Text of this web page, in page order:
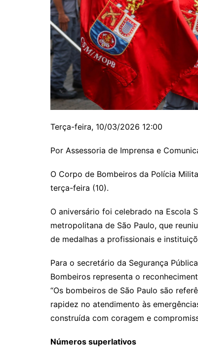
Terça-feira, 10/03/2026 12:00
Por Assessoria de Imprensa e
O Corpo de Bombeiros da Polícia
terça-feira (10).
O aniversário foi celebrado na Escola
metropolitana de São Paulo, que
de medalhas a profissionais e
Para o secretário da Segurança
Bombeiros representa o
“Os bombeiros de São Paulo são
rapidez no atendimento às
construída com coragem e
Números superlativos